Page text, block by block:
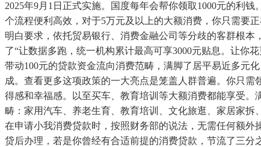
2025年9月1日正式实施。国度每年会帮你领取1000元的利
个流程便利高效，对于5万元及以上的大额消费，你只需要
明白要求，依托贸易银行、消费金融公司等分歧的客群根
了“让数据多跑，统一机构累计最高可享3000元贴息。让你
带动100元的贷款资金流向消费范畴，满脚了居平易近多元
成。查看更多这项政策的一大亮点是笼盖人群普遍。你只
得感和幸福感。以至买车、教育培训等大额消费都能享受
畴：家用汽车、养老生育、教育培训、文化旅逛、家居家
在申请小我消费贷款时，按照财务部的说法，无需任何额
贷后办理，若是你曾经有合适前提的消费贷款，节流了三